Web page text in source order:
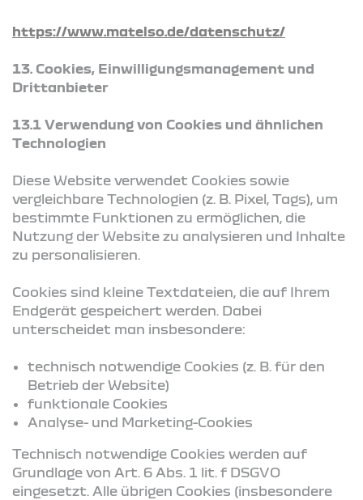
https://www.matelso.de/datenschutz/
13. Cookies, Einwilligungsmanagement und
Drittanbieter
13.1 Verwendung von Cookies und ähnlichen
Technologien
Diese Website verwendet Cookies sowie
vergleichbare Technologien (z. B. Pixel, Tags), um
bestimmte Funktionen zu ermöglichen, die
Nutzung der Website zu analysieren und Inhalte
zu personalisieren.
Cookies sind kleine Textdateien, die auf Ihrem
Endgerät gespeichert werden. Dabei
unterscheidet man insbesondere:
technisch notwendige Cookies (z. B. für den
Betrieb der Website)
funktionale Cookies
Analyse- und Marketing-Cookies
Technisch notwendige Cookies werden auf
Grundlage von Art. 6 Abs. 1 lit. f DSGVO
eingesetzt. Alle übrigen Cookies (insbesondere